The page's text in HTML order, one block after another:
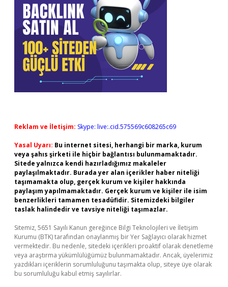
Reklam ve İletişim: Skype: live:.cid.575569c608265c69
Yasal Uyarı: Bu internet sitesi, herhangi bir marka, kurum
veya şahıs şirketi ile hiçbir bağlantısı bulunmamaktadır.
Sitede yalnızca kendi hazırladığımız makaleler
paylaşılmaktadır. Burada yer alan içerikler haber niteliği
taşımamakta olup, gerçek kurum ve kişiler hakkında
paylaşım yapılmamaktadır. Gerçek kurum ve kişiler ile isim
benzerlikleri tamamen tesadüfidir. Sitemizdeki bilgiler
taslak halindedir ve tavsiye niteliği taşımazlar.
Sitemiz, 5651 Sayılı Kanun gereğince Bilgi Teknolojileri ve İletişim
Kurumu (BTK) tarafından onaylanmış bir Yer Sağlayıcı olarak hizmet
vermektedir. Bu nedenle, sitedeki içerikleri proaktif olarak denetleme
veya araştırma yükümlülüğümüz bulunmamaktadır. Ancak, üyelerimiz
yazdıkları içeriklerin sorumluluğunu taşımakta olup, siteye üye olarak
bu sorumluluğu kabul etmiş sayılırlar.